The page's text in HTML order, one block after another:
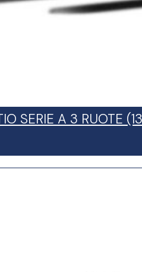
SERIE A 3 RUOTE